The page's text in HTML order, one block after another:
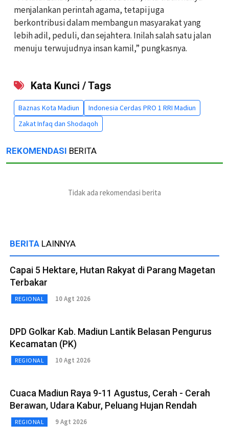
menjalankan perintah agama, tetapi juga
berkontribusi dalam membangun masyarakat yang
lebih adil, peduli, dan sejahtera. Inilah salah satu jalan
menuju terwujudnya insan kamil,” pungkasnya.
Kata Kunci / Tags
Baznas Kota Madiun
Indonesia Cerdas PRO 1 RRI Madiun
Zakat Infaq dan Shodaqoh
REKOMENDASI BERITA
Tidak ada rekomendasi berita
BERITA LAINNYA
Capai 5 Hektare, Hutan Rakyat di Parang Magetan
Terbakar
REGIONAL 10 Agt 2026
DPD Golkar Kab. Madiun Lantik Belasan Pengurus
Kecamatan (PK)
REGIONAL 10 Agt 2026
Cuaca Madiun Raya 9-11 Agustus, Cerah - Cerah
Berawan, Udara Kabur, Peluang Hujan Rendah
REGIONAL 9 Agt 2026